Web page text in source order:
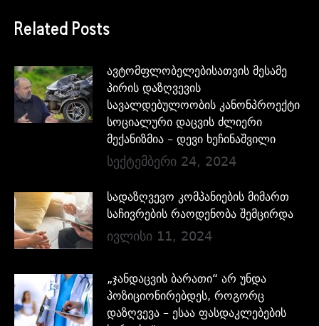
Related Posts
ავტომფლობელებისათვის მესამე
პირის დაზღვევის
სავალდებულოობის კანონპროექტი
სოციალური დაცვის ძლიერი
მექანიზმია – დევი ხეჩინაშვილი
სექტემბერი 24, 2024
სადაზღვევო კომპანიების მიმართ
საჩივრების რაოდენობა შემცირდა
ივლისი 11, 2024
„ჯანდაცვის ბარათი“ არ უნდა
პოზიციონირებდეს, როგორც
დაზღვევა – ესაა ფასდაკლებების